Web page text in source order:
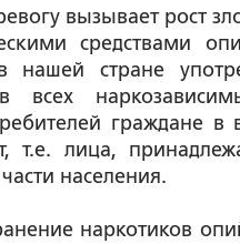
вызывает рост
средствами
нашей стране
всех
граждане в
т.е. лица,
населения.
наркотиков